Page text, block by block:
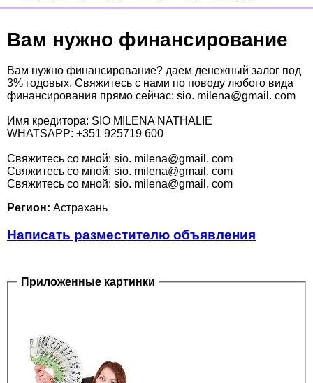
Вам нужно финансирование
Вам нужно финансирование? даем денежный залог под
3% годовых. Свяжитесь с нами по поводу любого вида
финансирования прямо сейчас: sio. milena@gmail. com
Имя кредитора: SIO MILENA NATHALIE
WHATSAPP: +351 925719 600
Cвяжитесь со мной: sio. milena@gmail. com
Cвяжитесь со мной: sio. milena@gmail. com
Cвяжитесь со мной: sio. milena@gmail. com
Регион: Астрахань
Написать разместителю объявления
Приложенные картинки